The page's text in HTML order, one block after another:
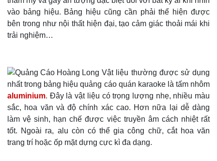
vào bảng hiệu. Bảng hiệu cũng cần phải thể hiện được
bên trong như nội thất hiện đại, tạo cảm giác thoải mái khi
trải nghiệm…
Vật liệu thường được sử dụng
nhất trong bảng hiệu quảng cáo quán karaoke là tấm nhôm
aluminium. Đây là vật liệu có trọng lượng nhẹ, nhiều màu
sắc, hoa văn và độ chính xác cao. Hơn nữa lại dễ dàng
làm vệ sinh, hạn chế được việc truyền âm cách nhiệt rất
tốt. Ngoài ra, alu còn có thể gia công chữ, cắt hoa văn
trang trí hoặc ốp mặt dựng cực kì đa dạng.